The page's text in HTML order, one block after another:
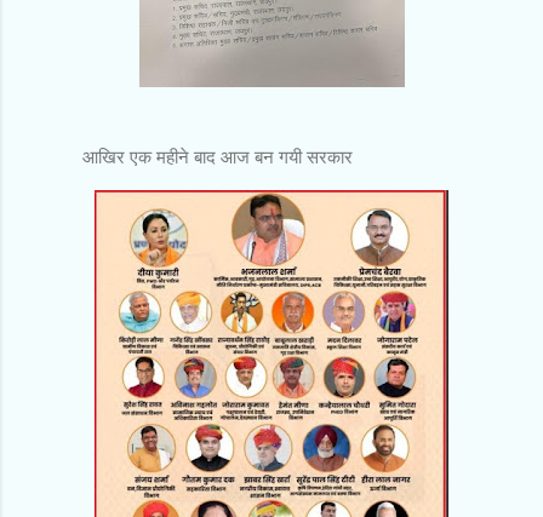
आखिर एक महीने बाद आज बन गयी सरकार